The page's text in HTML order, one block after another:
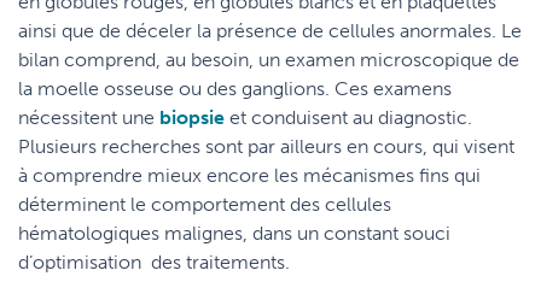
ainsi que de déceler la présence de cellules anormales. Le
bilan comprend, au besoin, un examen microscopique de
la moelle osseuse ou des ganglions. Ces examens
nécessitent une biopsie et conduisent au diagnostic.
Plusieurs recherches sont par ailleurs en cours, qui visent
à comprendre mieux encore les mécanismes fins qui
déterminent le comportement des cellules
hématologiques malignes, dans un constant souci
d’optimisation des traitements.